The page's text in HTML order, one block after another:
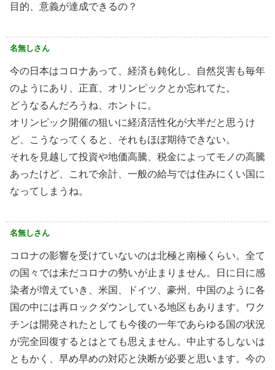
目的、意義が達成できるの？
名無しさん
今の日本はコロナあって、経済も鈍化し、自然災害も毎年
のようにあり、正直、オリンピックとか忘れてた。
どうなるんだろうね、ホントに。
オリンピック開催の狙いに経済活性化が大半だと思うけ
ど、こうなってくると、それもほぼ期待できない。
それを見越して投資や地価高騰、税金によってモノの高騰
あったけど、これで余計、一般の給与では住みにくい国に
なってしまうね。
名無しさん
コロナの影響を受けていないのは北極と南極くらい。全て
の国々では未だコロナの勢いが止まりません。日に日に感
染者が増えていき、米国、ドイツ、豪州、中国のように各
国の中には再ロックダウンしている地区もあります。ワク
チンは開発されたとしても今後の一年であらゆる国の状況
が完全回復するとはとても思えません。中止するしないは
ともかく、早め早めの対応と決断が必要と思います。今の